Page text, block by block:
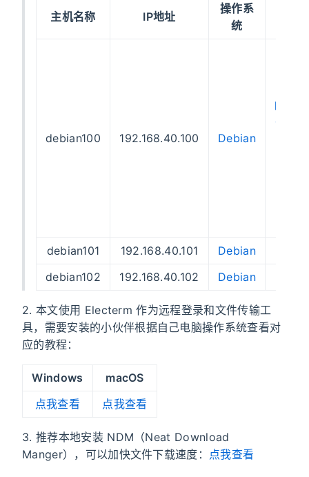
主机名称 IP地址
操作系
统
debian100 192.168.40.100 Debian
debian101
192.168.40.101
Debian
debian102
192.168.40.102 Debian
2. 本文使用 Electerm 作为远程登录和文件传输工
具，需要安装的小伙伴根据自己电脑操作系统查看对
应的教程：
Windows
macOS
点我查看
点我查看
3. 推荐本地安装 NDM（Neat Download
Manger），可以加快文件下载速度： 点我查看